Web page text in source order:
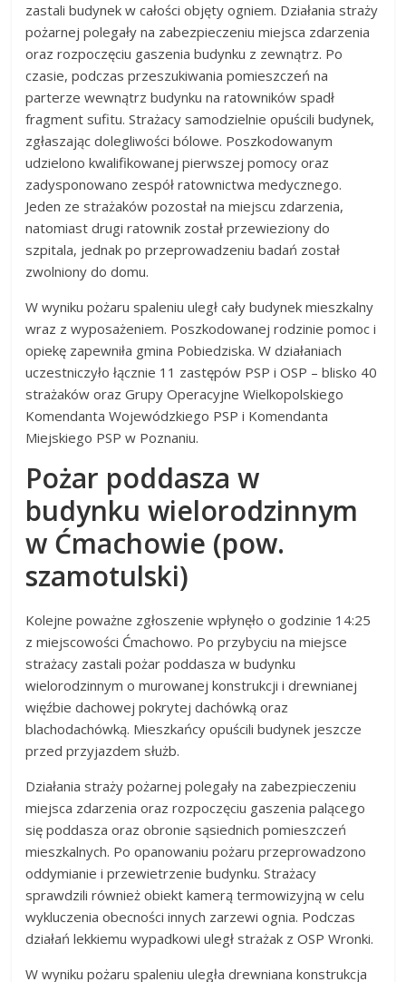
zastali budynek w całości objęty ogniem. Działania straży
pożarnej polegały na zabezpieczeniu miejsca zdarzenia
oraz rozpoczęciu gaszenia budynku z zewnątrz. Po
czasie, podczas przeszukiwania pomieszczeń na
parterze wewnątrz budynku na ratowników spadł
fragment sufitu. Strażacy samodzielnie opuścili budynek,
zgłaszając dolegliwości bólowe. Poszkodowanym
udzielono kwalifikowanej pierwszej pomocy oraz
zadysponowano zespół ratownictwa medycznego.
Jeden ze strażaków pozostał na miejscu zdarzenia,
natomiast drugi ratownik został przewieziony do
szpitala, jednak po przeprowadzeniu badań został
zwolniony do domu.
W wyniku pożaru spaleniu uległ cały budynek mieszkalny
wraz z wyposażeniem. Poszkodowanej rodzinie pomoc i
opiekę zapewniła gmina Pobiedziska. W działaniach
uczestniczyło łącznie 11 zastępów PSP i OSP – blisko 40
strażaków oraz Grupy Operacyjne Wielkopolskiego
Komendanta Wojewódzkiego PSP i Komendanta
Miejskiego PSP w Poznaniu.
Pożar poddasza w
budynku wielorodzinnym
w Ćmachowie (pow.
szamotulski)
Kolejne poważne zgłoszenie wpłynęło o godzinie 14:25
z miejscowości Ćmachowo. Po przybyciu na miejsce
strażacy zastali pożar poddasza w budynku
wielorodzinnym o murowanej konstrukcji i drewnianej
więźbie dachowej pokrytej dachówką oraz
blachodachówką. Mieszkańcy opuścili budynek jeszcze
przed przyjazdem służb.
Działania straży pożarnej polegały na zabezpieczeniu
miejsca zdarzenia oraz rozpoczęciu gaszenia palącego
się poddasza oraz obronie sąsiednich pomieszczeń
mieszkalnych. Po opanowaniu pożaru przeprowadzono
oddymianie i przewietrzenie budynku. Strażacy
sprawdzili również obiekt kamerą termowizyjną w celu
wykluczenia obecności innych zarzewi ognia. Podczas
działań lekkiemu wypadkowi uległ strażak z OSP Wronki.
W wyniku pożaru spaleniu uległa drewniana konstrukcja